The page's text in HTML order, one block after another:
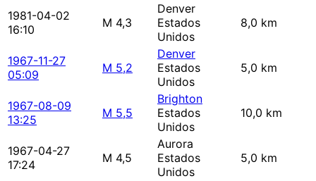
1981-04-02
16:10
M 4,3
Denver
Estados
Unidos
8,0 km
1967-11-27
05:09
M 5,2
Denver
Estados
Unidos
5,0 km
1967-08-09
13:25
M 5,5
Brighton
Estados
Unidos
10,0 km
1967-04-27
17:24
M 4,5
Aurora
Estados
Unidos
5,0 km